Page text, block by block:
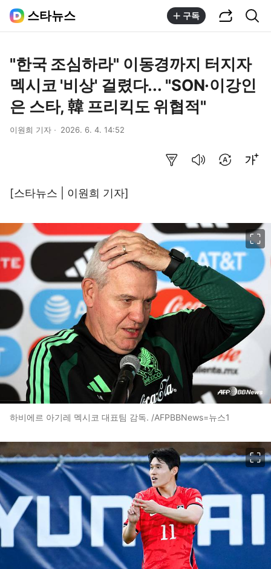
스타뉴스 구독
"한국 조심하라" 이동경까지 터지자
멕시코 '비상' 걸렸다... "SON·이강인
은 스타, 韓 프리킥도 위협적"
이원희 기자 2026. 6. 4. 14:52
[스타뉴스 | 이원희 기자]
하비에르 아기레 멕시코 대표팀 감독. /AFPBBNews=뉴스1